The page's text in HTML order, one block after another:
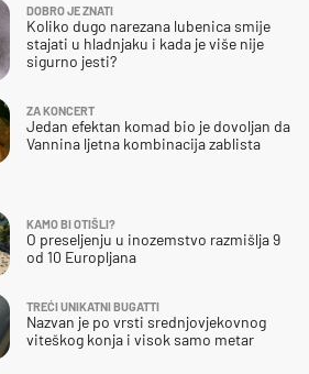
KAMO BI OTIŠLI?
O preseljenju u inozemstvo razmišlja 9
od 10 Europljana
TREĆI UNIKATNI BUGATTI
Nazvan je po vrsti srednjovjekovnog
viteškog konja i visok samo metar
DOBRO JE ZNATI
Koliko dugo narezana lubenica smije
stajati u hladnjaku i kada je više nije
sigurno jesti?
ZA KONCERT
Jedan efektan komad bio je dovoljan da
Vannina ljetna kombinacija zablista